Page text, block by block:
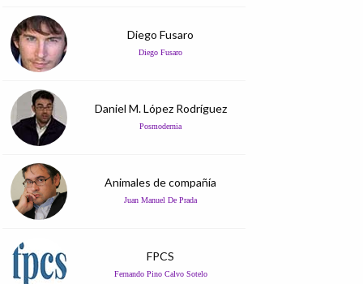
Diego Fusaro
Diego Fusaro
Daniel M. López Rodríguez
Posmodernia
Animales de compañía
Juan Manuel De Prada
FPCS
Fernando Pino Calvo Sotelo